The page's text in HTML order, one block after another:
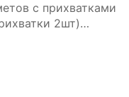
с прихватками
2шт)